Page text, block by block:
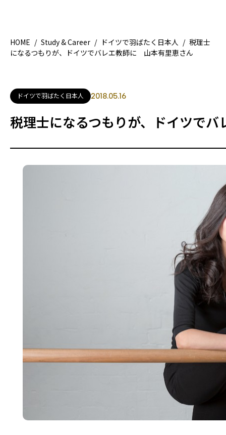
地域別ガイド
観光ガイド
HOME / Study & Career / ドイツで羽ばたく日本人 / 税理士
になるつもりが、ドイツでバレエ教師に 山本有里恵さん
ドイツで羽ばたく日本人 2018.05.16
税理士になるつもりが、ドイツで